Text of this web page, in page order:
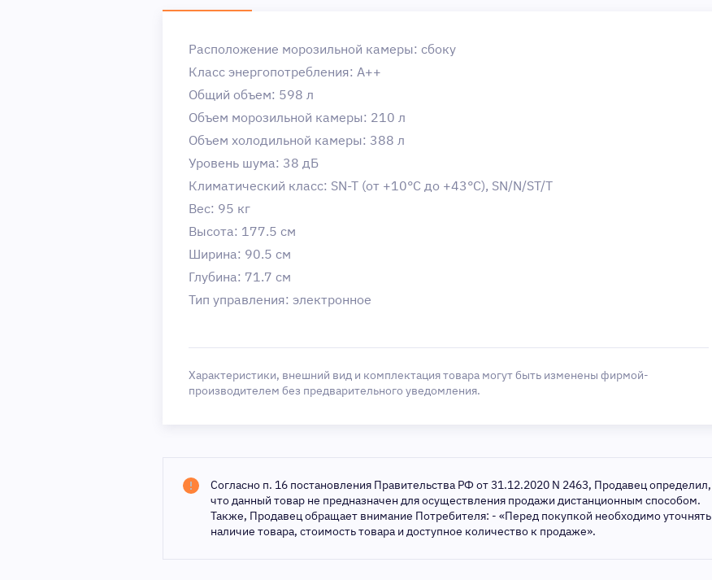
Расположение морозильной камеры: сбоку
Класс энергопотребления: A++
Общий объем: 598 л
Объем морозильной камеры: 210 л
Объем холодильной камеры: 388 л
Уровень шума: 38 дБ
Климатический класс: SN-T (от +10°C до +43°C), SN/N/ST/T
Вес: 95 кг
Высота: 177.5 см
Ширина: 90.5 см
Глубина: 71.7 см
Тип управления: электронное
Характеристики, внешний вид и комплектация товара могут быть изменены фирмой-
производителем без предварительного уведомления.
Согласно п. 16 постановления Правительства РФ от 31.12.2020 N 2463, Продавец определил,
что данный товар не предназначен для осуществления продажи дистанционным способом.
Также, Продавец обращает внимание Потребителя: - «Перед покупкой необходимо уточнять
наличие товара, стоимость товара и доступное количество к продаже».